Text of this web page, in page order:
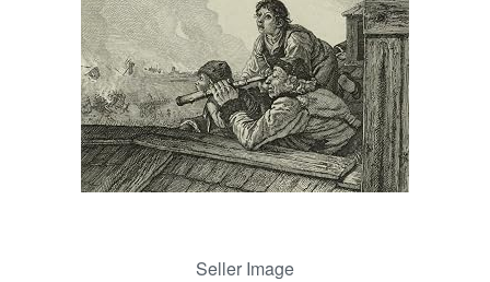
Art & Collectibles
Textbooks
Start Selling
Seller Image